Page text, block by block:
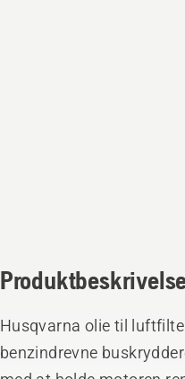
Husqvarna olie til
benzindrevne